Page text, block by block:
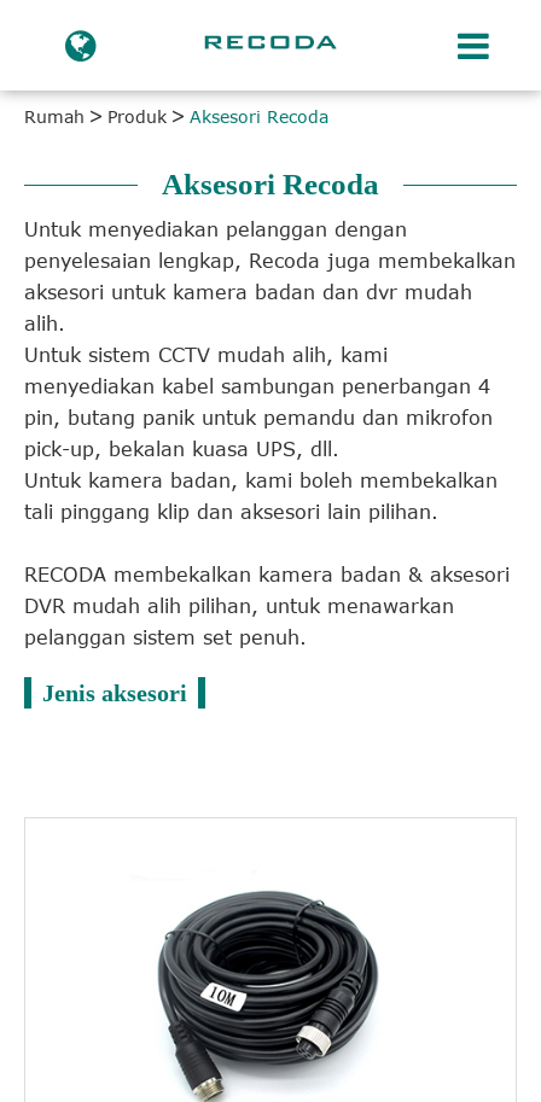
Rumah Produk Aksesori Recoda
Aksesori Recoda
Untuk menyediakan pelanggan dengan
penyelesaian lengkap, Recoda juga membekalkan
aksesori untuk kamera badan dan dvr mudah
alih.
Untuk sistem CCTV mudah alih, kami
menyediakan kabel sambungan penerbangan 4
pin, butang panik untuk pemandu dan mikrofon
pick-up, bekalan kuasa UPS, dll.
Untuk kamera badan, kami boleh membekalkan
tali pinggang klip dan aksesori lain pilihan.
RECODA membekalkan kamera badan & aksesori
DVR mudah alih pilihan, untuk menawarkan
pelanggan sistem set penuh.
Jenis aksesori